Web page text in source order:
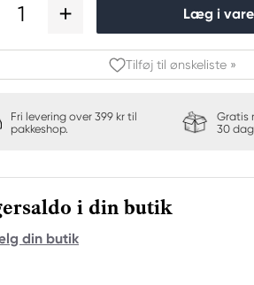
1 Læg i
Tilføj til ønskeliste »
Fri levering over 399 kr til
pakkeshop.
Gratis
30
i din butik
din butik